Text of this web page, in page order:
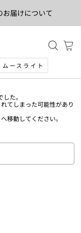
届けについて
ムースライト
た。
てしまった可能性があり
移動してください。